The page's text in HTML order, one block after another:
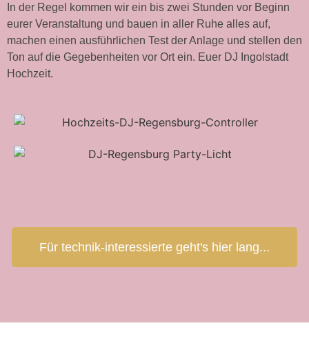
In der Regel kommen wir ein bis zwei Stunden vor Beginn
eurer Veranstaltung und bauen in aller Ruhe alles auf,
machen einen ausführlichen Test der Anlage und stellen den
Ton auf die Gegebenheiten vor Ort ein. Euer DJ Ingolstadt
Hochzeit.
Für technik-interessierte geht's hier lang...